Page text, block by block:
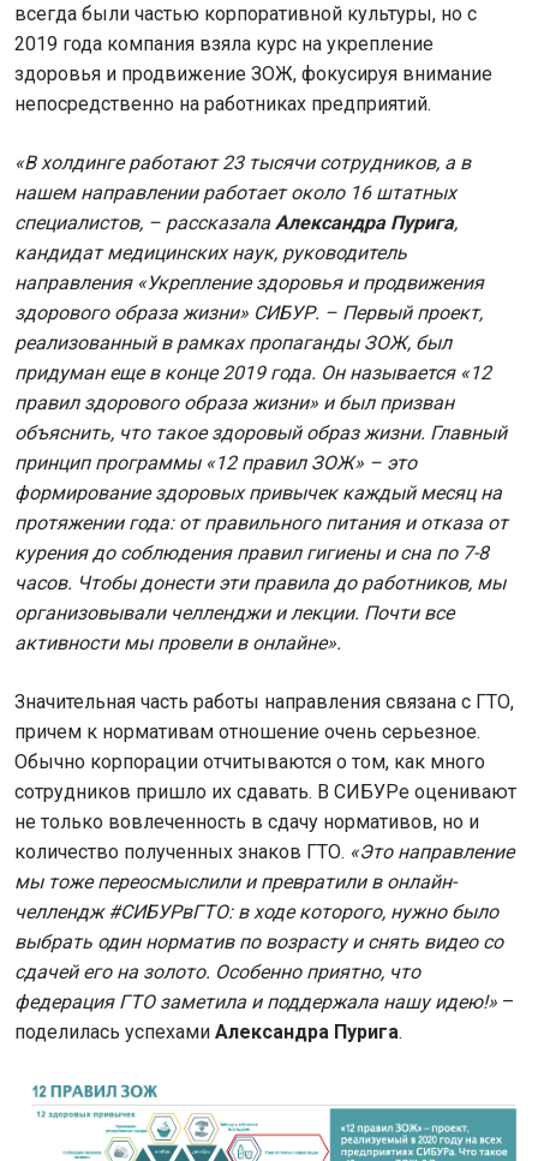
всегда были частью корпоративной культуры, но с
2019 года компания взяла курс на укрепление
здоровья и продвижение ЗОЖ, фокусируя внимание
непосредственно на работниках предприятий.
«В холдинге работают 23 тысячи сотрудников, а в
нашем направлении работает около 16 штатных
специалистов, – рассказала Александра Пурига,
кандидат медицинских наук, руководитель
направления «Укрепление здоровья и продвижения
здорового образа жизни» СИБУР. – Первый проект,
реализованный в рамках пропаганды ЗОЖ, был
придуман еще в конце 2019 года. Он называется «12
правил здорового образа жизни» и был призван
объяснить, что такое здоровый образ жизни. Главный
принцип программы «12 правил ЗОЖ» – это
формирование здоровых привычек каждый месяц на
протяжении года: от правильного питания и отказа от
курения до соблюдения правил гигиены и сна по 7-8
часов. Чтобы донести эти правила до работников, мы
организовывали челленджи и лекции. Почти все
активности мы провели в онлайне».
Значительная часть работы направления связана с ГТО,
причем к нормативам отношение очень серьезное.
Обычно корпорации отчитываются о том, как много
сотрудников пришло их сдавать. В СИБУРе оценивают
не только вовлеченность в сдачу нормативов, но и
количество полученных знаков ГТО. «Это направление
мы тоже переосмыслили и превратили в онлайн-
челлендж #СИБУРвГТО: в ходе которого, нужно было
выбрать один норматив по возрасту и снять видео со
сдачей его на золото. Особенно приятно, что
федерация ГТО заметила и поддержала нашу идею!» –
поделилась успехами Александра Пурига.